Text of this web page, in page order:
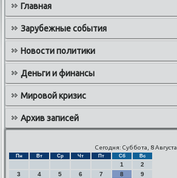
Главная
Зарубежные события
Новости политики
Деньги и финансы
Мировой кризис
Архив записей
Сегодня: Суббота, 8 Августа
Пн Вт Ср Чт Пт Сб Вс
1
2
3
4 5 6 7 8
9